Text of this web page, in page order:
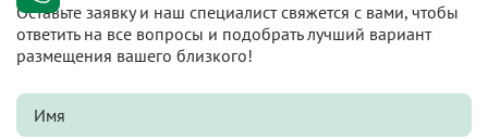
Оставьте заявку и наш специалист свяжется с вами, чтобы
ответить на все вопросы и подобрать лучший вариант
размещения вашего близкого!